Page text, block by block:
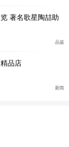
统工艺，非常
推出这一备受
了难得的机会，
苏格兰与瑞士
望让这些珍贵
承。”
才，是让这些
著名歌星陶喆助
品鉴
品店
新闻